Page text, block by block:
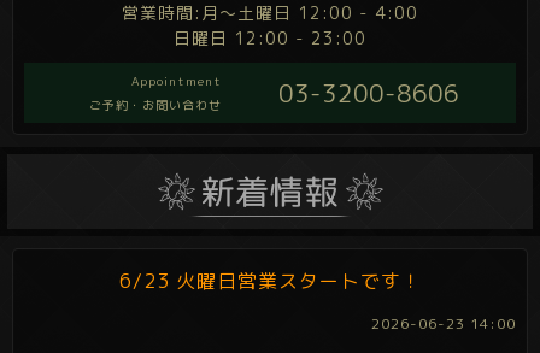
営業時間:月～土曜日 12:00 - 4:00
日曜日 12:00 - 23:00
Appointment
ご予約・お問い合わせ
03-3200-8606
6/23 火曜日営業スタートです！
2026-06-23 14:00